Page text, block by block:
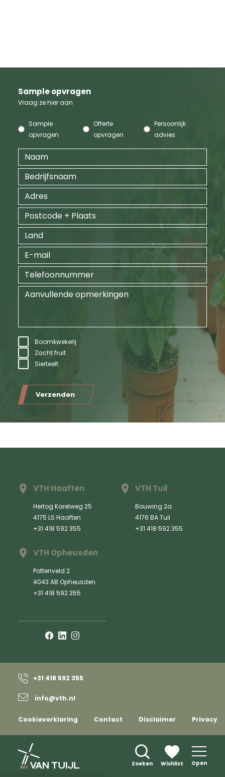
Zoeken Wishlist Open
Sample opvragen
Vraag ze hier aan
Sample
opvragen
Offerte
opvragen
Persoonlijk
advies
Boomkwekerij
Zacht fruit
Sierteelt
Verzenden
VTH Haaften
Hertog Karelweg 25
4175 LS Haaften
+31 418 592 355
VTH Tuil
Bouwing 2a
4176 BA Tuil
+31 418 592 355
VTH Opheusden
Pottenveld 2
4043 AB Opheusden
+31 418 592 355
+31 418 592 355
info@vth.nl
Cookieverklaring Contact Disclaimer Privacy